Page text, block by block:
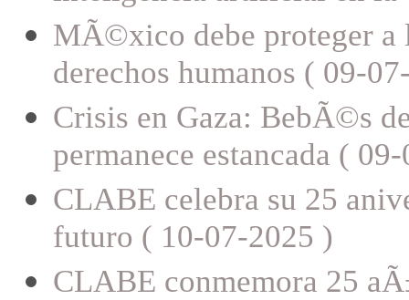
MÃ©xico debe proteger a
derechos humanos ( 09-
Crisis en Gaza: BebÃ©s
permanece estancada (
CLABE celebra su 25
futuro ( 10-07-2025 )
CLABE conmemora 25